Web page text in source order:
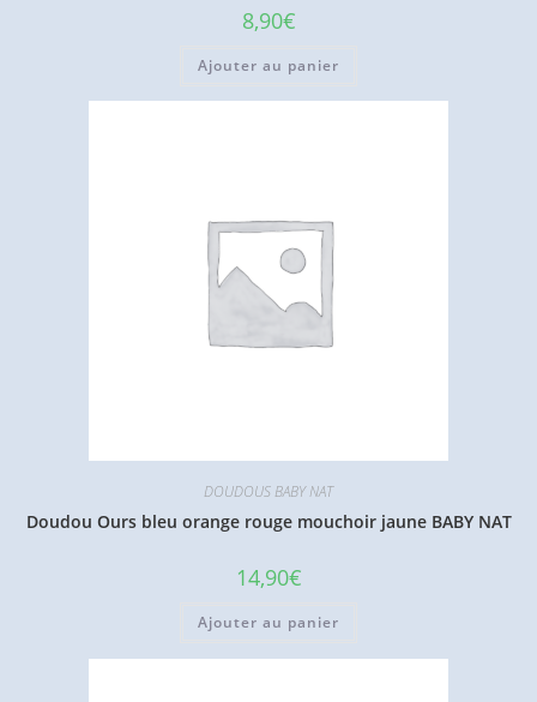
8,90€
Ajouter au panier
DOUDOUS BABY NAT
Doudou Ours bleu orange rouge mouchoir jaune BABY NAT
14,90€
Ajouter au panier